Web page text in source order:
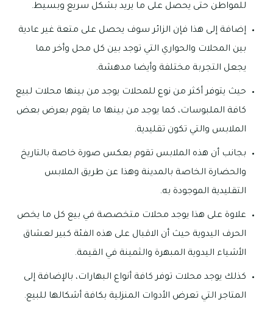
للمواطن حتى يحصل على ما يريد بشكل سريع وبسيط.
إضافة إلى هذا فإن الزائر سوف يحصل على متعة غير عادية
بين المحلات والحواري التي توجد بين كل محل وأخر مما
يجعل التجربة مختلفة وأيضا مدهشة.
حيث يتوفر أكثر من نوع للمحلات يوجد من بينها محلات لبيع
كافة الملبوسات، كما يوجد من بينها ما يقوم بعرض بعض
الملابس والتي تكون تقليدية.
بجانب أن هذه الملابس تقوم بعكس صورة خاصة بالتاريخ
والحضارة الخاصة بالمدينة وهذا عن طريق الملابس
التقليدية الموجودة به.
علاوة على هذا يوجد محلات متخصصة في بيع كل ما يخص
الحرف اليدوية حيث أن الاقبال على هذه الفئة كبير لعشاق
الأشياء اليدوية المبهرة والثمينة في القيمة.
كذلك يوجد محلات توفر كافة أنواع البهارات، بالإضافة إلى
المتاجر التي تعرض الأدوات المنزلية بكافة أشكالها للبيع.